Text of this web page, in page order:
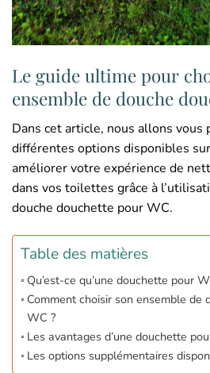
Le guide ultime pour
ensemble de douche
Dans cet article, nous allons vous
différentes options disponibles
améliorer votre expérience de
dans vos toilettes grâce à
douche douchette pour WC.
Table des matières
Qu’est-ce qu’une douchette pour
Comment choisir son ensemble de
WC ?
Les avantages d’une douchette
Les options supplémentaires